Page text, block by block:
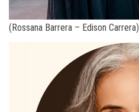
(Rossana Barrera – Edison Carrera)